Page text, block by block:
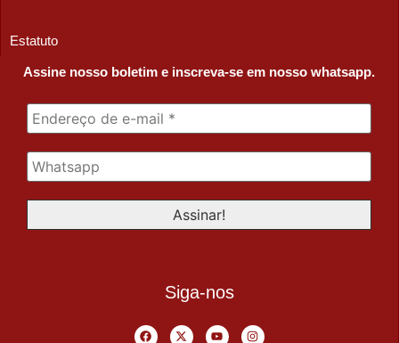
Estatuto
Assine nosso boletim e inscreva-se em nosso whatsapp.
Siga-nos